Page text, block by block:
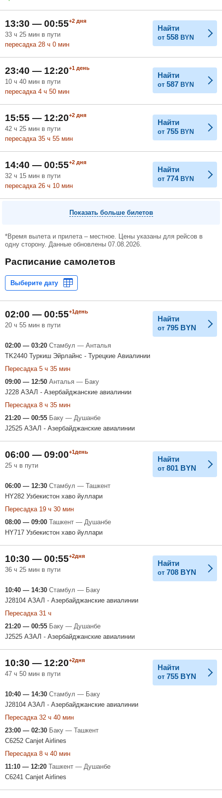
13:30 — 00:55+2 дня
33 ч 25 мин в пути
пересадка 28 ч 0 мин
Найти
от 558 BYN
23:40 — 12:20+1 день
10 ч 40 мин в пути
пересадка 4 ч 50 мин
Найти
от 587 BYN
15:55 — 12:20+2 дня
42 ч 25 мин в пути
пересадка 35 ч 55 мин
Найти
от 755 BYN
14:40 — 00:55+2 дня
32 ч 15 мин в пути
пересадка 26 ч 10 мин
Найти
от 774 BYN
Показать больше билетов
*Время вылета и прилета – местное. Цены указаны для рейсов в
одну сторону. Данные обновлены 07.08.2026.
Расписание самолетов
02:00 — 00:55+1день
20 ч 55 мин в пути
Найти
от 795 BYN
02:00 — 03:20 Стамбул — Анталья
TK2440 Туркиш Эйрлайнс - Турецкие Авиалинии
Пересадка 5 ч 35 мин
09:00 — 12:50 Анталья — Баку
J228 АЗАЛ - Азербайджанские авиалинии
Пересадка 8 ч 35 мин
21:20 — 00:55 Баку — Душанбе
J2525 АЗАЛ - Азербайджанские авиалинии
06:00 — 09:00+1день
25 ч в пути
Найти
от 801 BYN
06:00 — 12:30 Стамбул — Ташкент
HY282 Узбекистон хаво йуллари
Пересадка 19 ч 30 мин
08:00 — 09:00 Ташкент — Душанбе
HY717 Узбекистон хаво йуллари
10:30 — 00:55+2дня
36 ч 25 мин в пути
Найти
от 708 BYN
10:40 — 14:30 Стамбул — Баку
J28104 АЗАЛ - Азербайджанские авиалинии
Пересадка 31 ч
21:20 — 00:55 Баку — Душанбе
J2525 АЗАЛ - Азербайджанские авиалинии
10:30 — 12:20+2дня
47 ч 50 мин в пути
Найти
от 755 BYN
10:40 — 14:30 Стамбул — Баку
J28104 АЗАЛ - Азербайджанские авиалинии
Пересадка 32 ч 40 мин
23:00 — 02:30 Баку — Ташкент
C6252 Canjet Airlines
Пересадка 8 ч 40 мин
11:10 — 12:20 Ташкент — Душанбе
C6241 Canjet Airlines